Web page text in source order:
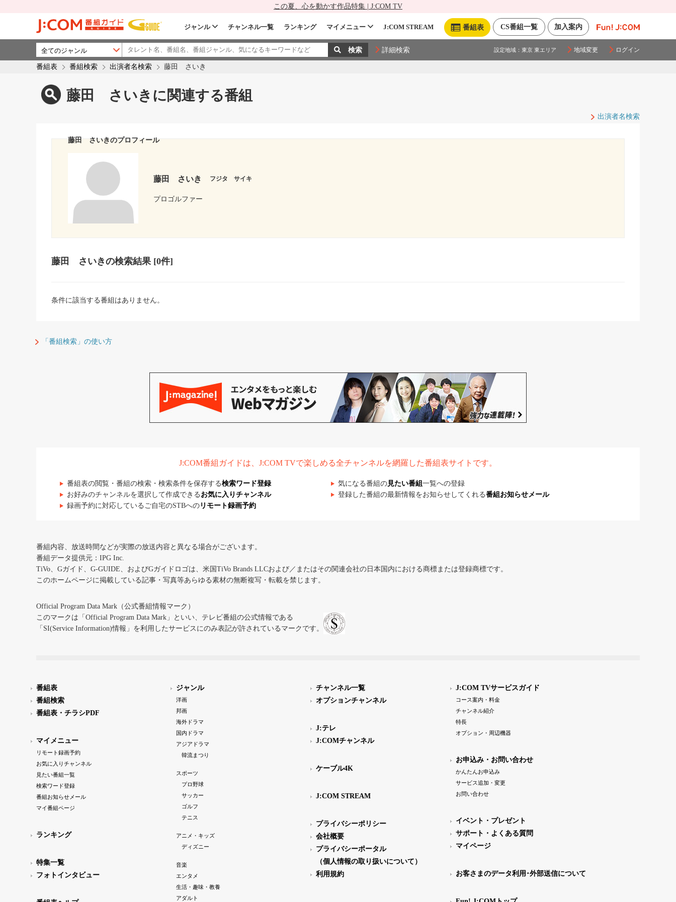
この夏、心を動かす作品特集 | J:COM TV
加入案内
CS番組一覧
番組表
ジャンル チャンネル一覧 ランキング マイメニュー J:COM STREAM
詳細検索 設定地域： 東京 東エリア 地域変更 ログイン
番組表 番組検索 出演者名検索 藤田 さいき
藤田 さいきに関連する番組
出演者名検索
藤田 さいきのプロフィール
藤田 さいき フジタ サイキ
プロゴルファー
藤田 さいきの検索結果[0件]
条件に該当する番組はありません。
「番組検索」の使い方
J:COM番組ガイドは、J:COM TVで楽しめる全チャンネルを網羅した番組表サイトです。
番組表の閲覧・番組の検索・検索条件を保存する検索ワード登録 気になる番組の見たい番組 一覧への登録
お好みのチャンネルを選択して作成できる お気に入りチャンネル 登録した番組の最新情報をお知らせしてくれる番組お知らせメール
録画予約に対応しているご自宅のSTBへの リモート録画予約
番組内容、放送時間などが実際の放送内容と異なる場合がございます。
番組データ提供元：IPG Inc.
TiVo、Gガイド、G-GUIDE、およびGガイドロゴは、米国TiVo Brands LLCおよび／またはその関連会社の日本国内における商標または登録商標です。
このホームページに掲載している記事・写真等あらゆる素材の無断複写・転載を禁じます。
Official Program Data Mark（公式番組情報マーク）
このマークは「Official Program Data Mark」といい、テレビ番組の公式情報である
「SI(Service Information)情報」を利用したサービスにのみ表記が許されているマークです。
番組表
番組検索
番組表・チラシPDF
マイメニュー
リモート録画予約
お気に入りチャンネル
見たい番組一覧
検索ワード登録
番組お知らせメール
マイ番組ページ
ランキング
特集一覧
フォトインタビュー
ジャンル
洋画
邦画
海外ドラマ
国内ドラマ
アジアドラマ
韓流まつり
スポーツ
プロ野球
サッカー
ゴルフ
テニス
アニメ・キッズ
ディズニー
音楽
エンタメ
生活・趣味・教養
アダルト
チャンネル一覧
オプションチャンネル
J:テレ
J:COMチャンネル
ケーブル4K
J:COM STREAM
プライバシーポリシー
会社概要
プライバシーポータル
（個人情報の取り扱いについて）
利用規約
J:COM TVサービスガイド
コース案内・料金
チャンネル紹介
特長
オプション・周辺機器
お申込み・お問い合わせ
かんたんお申込み
サービス追加・変更
お問い合わせ
イベント・プレゼント
サポート・よくある質問
マイページ
お客さまのデータ利用･外部送信について